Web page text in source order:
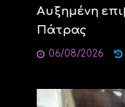
Αυξημένη
Πάτρας
06/08/2026